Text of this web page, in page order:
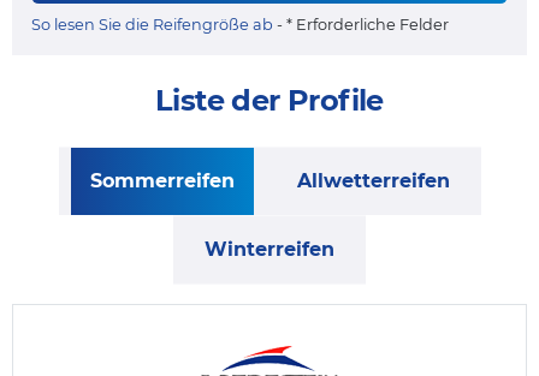
So lesen Sie die Reifengröße ab - * Erforderliche Felder
Liste der Profile
Sommerreifen Allwetterreifen
Winterreifen